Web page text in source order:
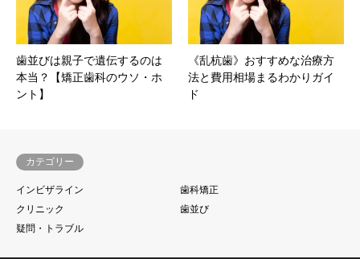
歯並びは親子で遺伝するのは
本当？【矯正歯科のウソ・ホ
ント】
《乱杭歯》おすすめな治療方
法と費用相場まるわかりガイ
ド
カテゴリー
インビザライン
歯科矯正
クリニック
歯並び
疑問・トラブル